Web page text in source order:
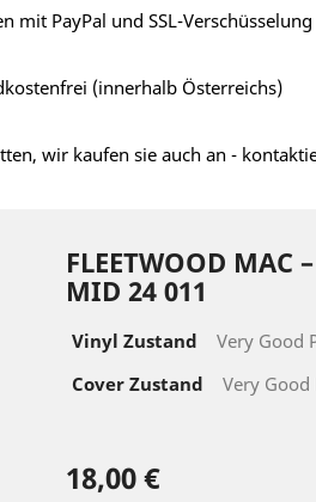
mit PayPal und SSL-Verschüsselung
(innerhalb Österreichs)
wir kaufen sie auch an -
FLEETWOOD MAC
MID 24 011
Vinyl Zustand
Very Good
Cover Zustand
Very Good
18,00 €